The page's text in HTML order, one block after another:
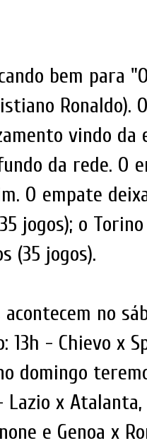
bem para
Ronaldo).
vindo da
da rede. O
O empate
jogos); o
(35 jogos).
acontecem no
13h - Chievo x
domingo
x
e Genoa x